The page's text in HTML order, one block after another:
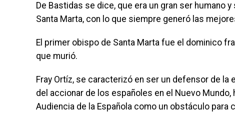
De Bastidas se dice, que era un gran ser
Santa Marta, con lo que siempre generó las
El primer obispo de Santa Marta fue el dominico
que murió.
Fray Ortíz, se caracterizó en ser un defensor de
del accionar de los españoles en el Nuevo
Audiencia de la Española como un obstáculo para